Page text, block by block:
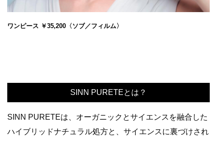
ワンピース ￥35,200〈ソブ／フィルム〉
SINN PURETEとは？
SINN PURETEは、オーガニックとサイエンスを融合した
ハイブリッドナチュラル処方と、サイエンスに裏づけされ